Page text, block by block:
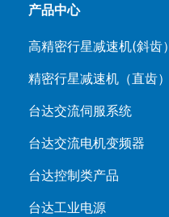
产品中心
高精密行星减速机(斜齿）
精密行星减速机（直齿）
台达交流伺服系统
台达交流电机变频器
台达控制类产品
台达工业电源